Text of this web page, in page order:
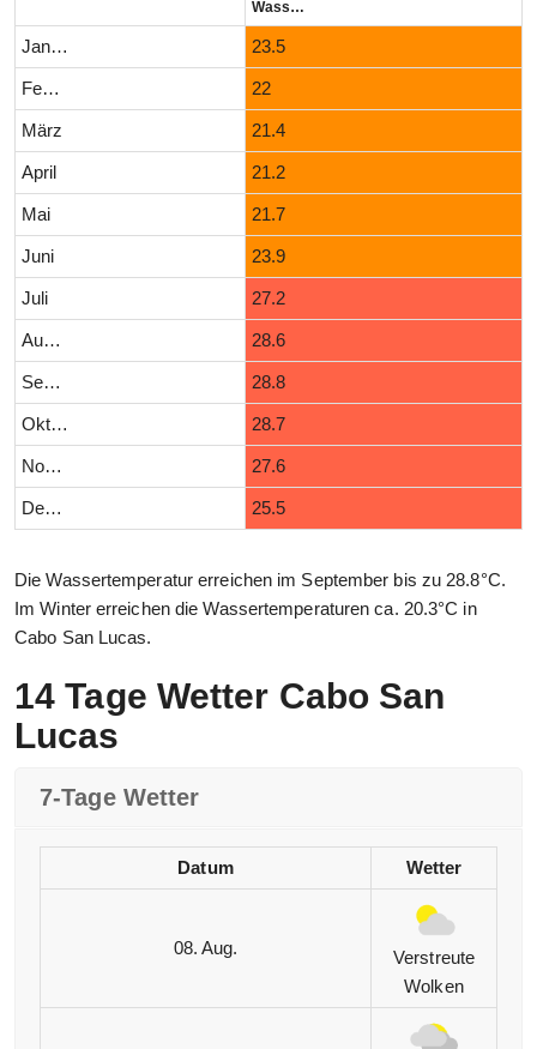
Wassertemperatur (°C)
Januar 23.5
Februar 22
März 21.4
April 21.2
Mai 21.7
Juni 23.9
Juli 27.2
August 28.6
September 28.8
Oktober 28.7
November 27.6
Dezember 25.5
Die Wassertemperatur erreichen im September bis zu 28.8°C.
Im Winter erreichen die Wassertemperaturen ca. 20.3°C in
Cabo San Lucas.
14 Tage Wetter Cabo San
Lucas
7-Tage Wetter
Datum Wetter
08. Aug.
Verstreute
Wolken